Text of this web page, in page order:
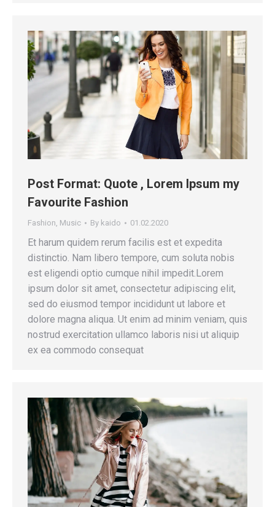
Post Format: Quote , Lorem Ipsum my
Favourite Fashion
Fashion Music By kaido 01.02.2020
Et harum quidem rerum facilis est et expedita
distinctio. Nam libero tempore, cum soluta nobis
est eligendi optio cumque nihil impedit.Lorem
ipsum dolor sit amet, consectetur adipiscing elit,
sed do eiusmod tempor incididunt ut labore et
dolore magna aliqua. Ut enim ad minim veniam, quis
nostrud exercitation ullamco laboris nisi ut aliquip
ex ea commodo consequat